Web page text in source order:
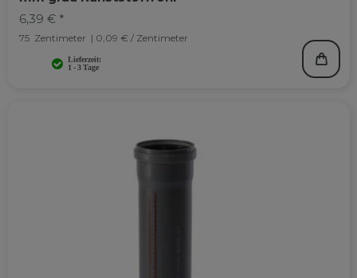
6,39 € *
75 Zentimeter | 0,09 € / Zentimeter